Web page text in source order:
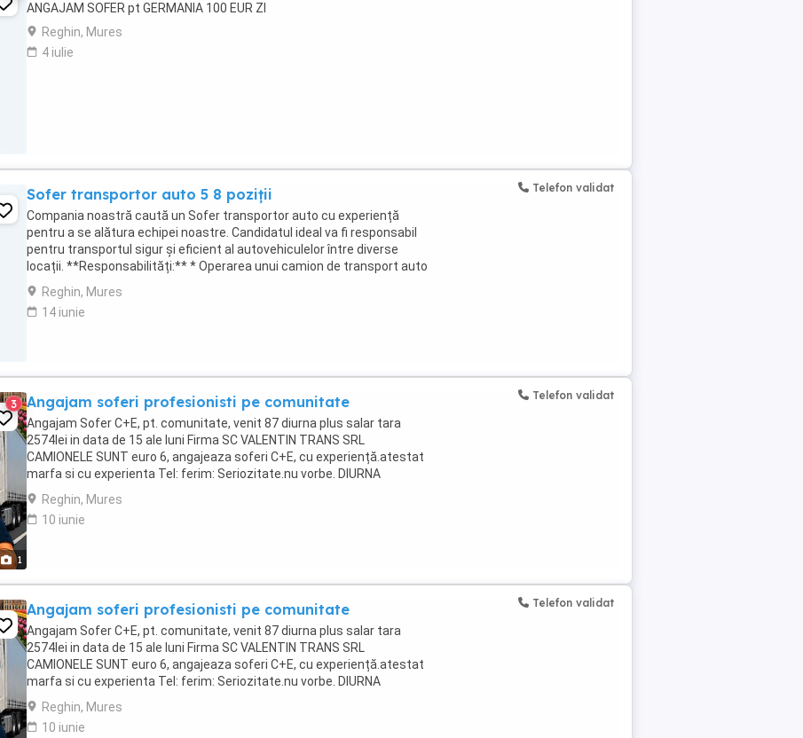
ANGAJAM SOFER pt GERMANIA 100 EUR ZI
Reghin, Mures
4 iulie
Sofer transportor auto 5 8 poziții
Compania noastră caută un Sofer transportor auto cu experiență
pentru a se alătura echipei noastre. Candidatul ideal va fi responsabil
pentru transportul sigur și eficient al autovehiculelor între diverse
locații. **Responsabilități:** * Operarea unui camion de transport auto
(5 8 poziții) în conformitate ...
Reghin, Mures
14 iunie
Telefon validat
1
3 Angajam soferi profesionisti pe comunitate
Angajam Sofer C+E, pt. comunitate, venit 87 diurna plus salar tara
2574lei in data de 15 ale luni Firma SC VALENTIN TRANS SRL
CAMIONELE SUNT euro 6, angajeaza soferi C+E, cu experiență.atestat
marfa si cu experienta Tel: ferim: Seriozitate.nu vorbe. DIURNA
PLATITA la sfârșitul lunii 87euro pe zi ...
Reghin, Mures
10 iunie
Telefon validat
Angajam soferi profesionisti pe comunitate
Angajam Sofer C+E, pt. comunitate, venit 87 diurna plus salar tara
2574lei in data de 15 ale luni Firma SC VALENTIN TRANS SRL
CAMIONELE SUNT euro 6, angajeaza soferi C+E, cu experiență.atestat
marfa si cu experienta Tel: ferim: Seriozitate.nu vorbe. DIURNA
PLATITA la sfârșitul lunii 87euro pe zi ...
Reghin, Mures
10 iunie
Telefon validat